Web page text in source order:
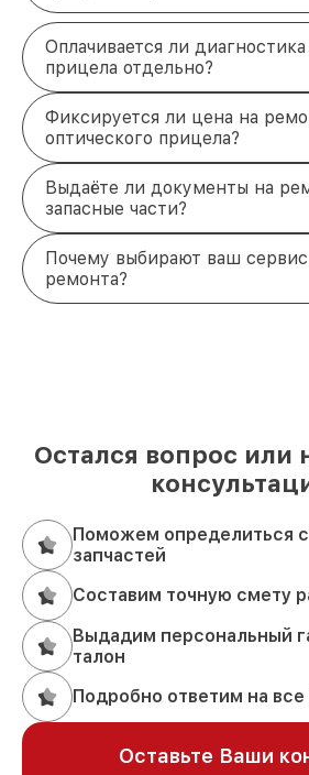
Оплачивается ли
прицела отдельно?
Фиксируется ли цена на
оптического прицела?
Выдаёте ли документы на
запасные части?
Почему выбирают ваш
ремонта?
Остался вопрос или
Поможем определиться
запчастей
Составим точную смету
Выдадим персональный
талон
Подробно ответим на
Оставьте Ваши